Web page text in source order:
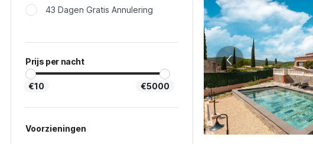
43 Dagen Gratis Annulering
Prijs per nacht
€10 €5000
Voorzieningen